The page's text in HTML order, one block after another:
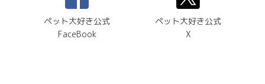
ペット大好き公式
FaceBook
ペット大好き公式
X